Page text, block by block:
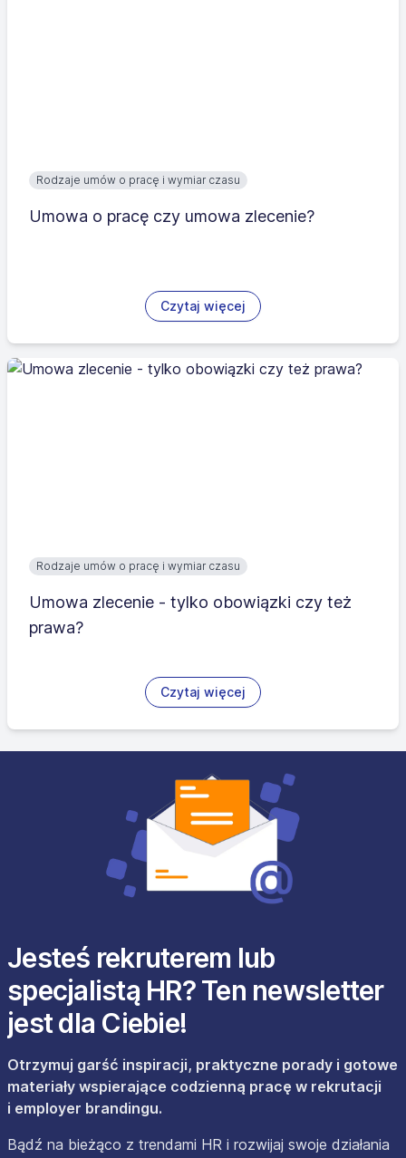
Rodzaje umów o pracę i wymiar czasu
Umowa o pracę czy umowa zlecenie?
Czytaj więcej
Rodzaje umów o pracę i wymiar czasu
Umowa zlecenie - tylko obowiązki czy też
prawa?
Czytaj więcej
Jesteś rekruterem lub
specjalistą HR? Ten newsletter
jest dla Ciebie!
Otrzymuj garść inspiracji, praktyczne porady i gotowe
materiały wspierające codzienną pracę w rekrutacji
i employer brandingu.
Bądź na bieżąco z trendami HR i rozwijaj swoje działania